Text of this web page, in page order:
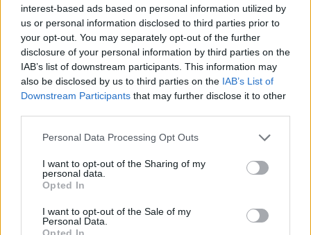
interest-based ads based on personal information utilized by
us or personal information disclosed to third parties prior to
your opt-out. You may separately opt-out of the further
disclosure of your personal information by third parties on the
IAB’s list of downstream participants. This information may
also be disclosed by us to third parties on the IAB’s List of
Downstream Participants that may further disclose it to other
Please note that this website/app uses one or more Google
not limited to your visit or usage behaviour. You may click to
grant or deny consent to Google and its third-party tags to
use your data for below specified purposes in below Google
consent section.
Personal Data Processing Opt Outs
I want to opt-out of the Sharing of my
personal data.
Opted In
I want to opt-out of the Sale of my
Personal Data.
Opted In
Αν τα χάσατε
Ανανεώθηκε πριν
25 λεπτά